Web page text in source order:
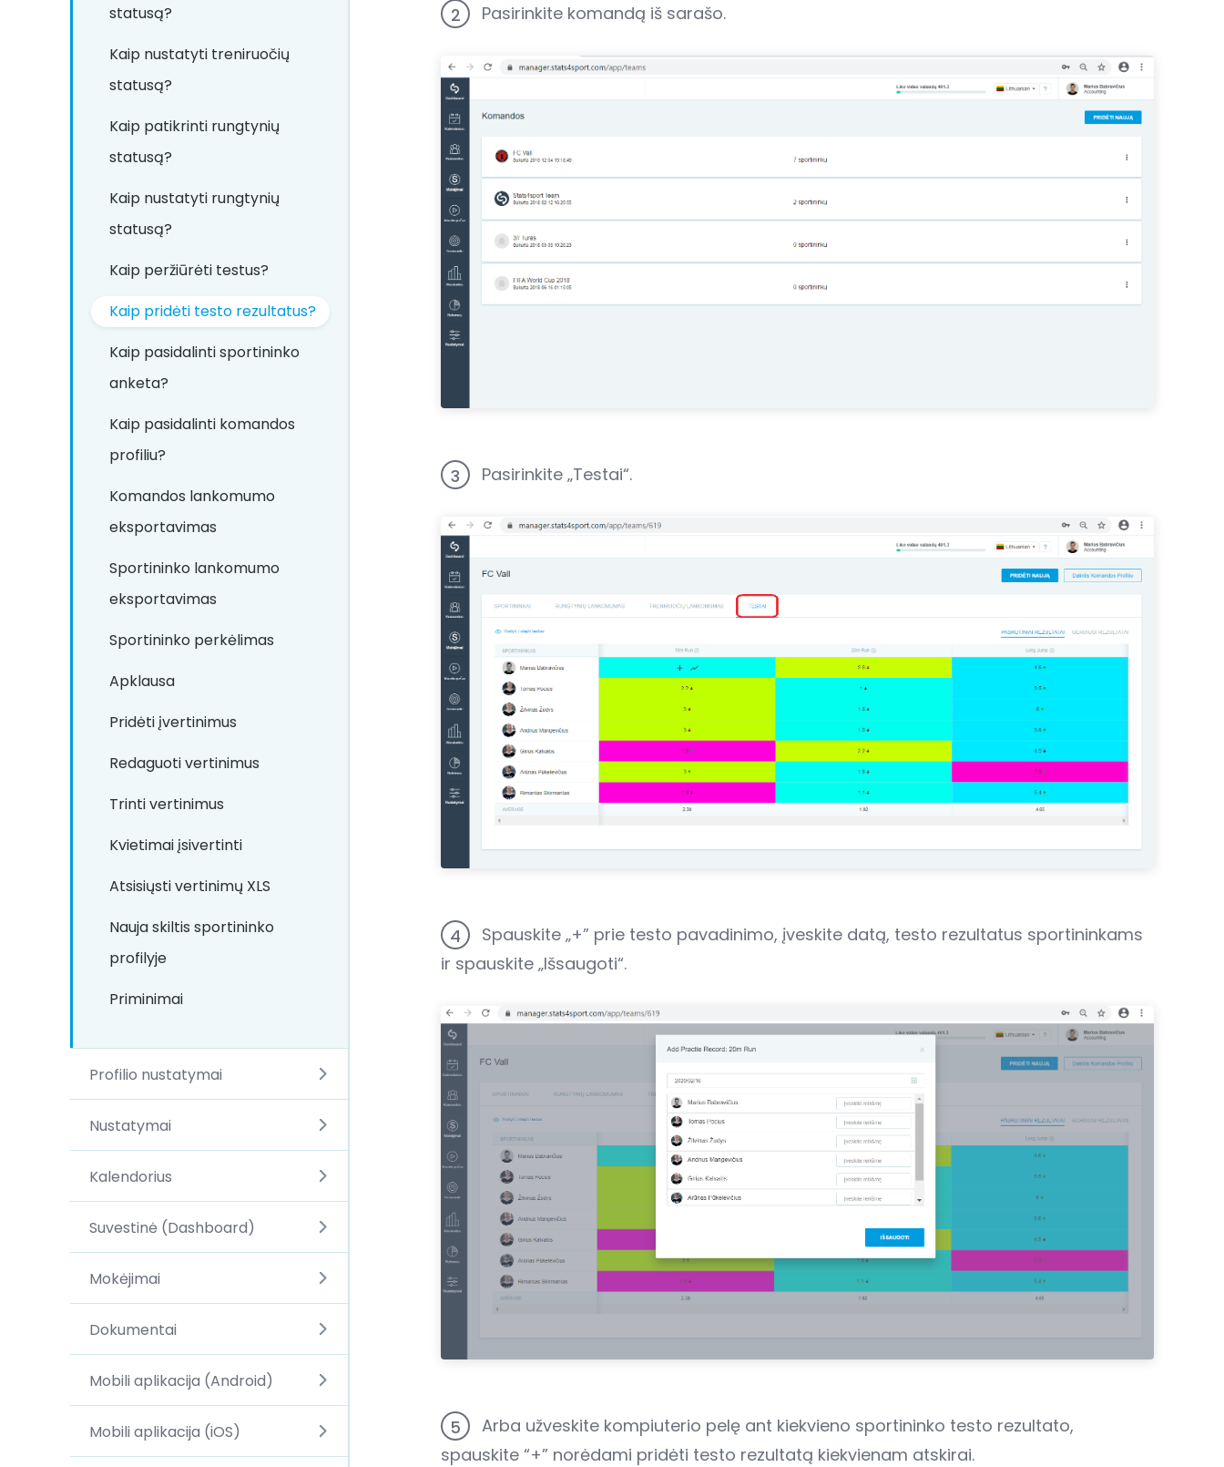
statusą?
Kaip nustatyti treniruočių
statusą?
Kaip patikrinti rungtynių
statusą?
Kaip nustatyti rungtynių
statusą?
Kaip peržiūrėti testus?
Kaip pridėti testo rezultatus?
Kaip pasidalinti sportininko
anketa?
Kaip pasidalinti komandos
profiliu?
Komandos lankomumo
eksportavimas
Sportininko lankomumo
eksportavimas
Sportininko perkėlimas
Apklausa
Pridėti įvertinimus
Redaguoti vertinimus
Trinti vertinimus
Kvietimai įsivertinti
Atsisiųsti vertinimų XLS
Nauja skiltis sportininko
profilyje
Priminimai
Profilio nustatymai
Nustatymai
Kalendorius
Suvestinė (Dashboard)
Mokėjimai
Dokumentai
Mobili aplikacija (Android)
Mobili aplikacija (iOS)
2 Pasirinkite komandą iš sarašo.
3 Pasirinkite „Testai“.
4
Spauskite „+” prie testo pavadinimo, įveskite datą, testo rezultatus sportininkams
ir spauskite „Išsaugoti“.
5
Arba užveskite kompiuterio pelę ant kiekvieno sportininko testo rezultato,
spauskite “+” norėdami pridėti testo rezultatą kiekvienam atskirai.